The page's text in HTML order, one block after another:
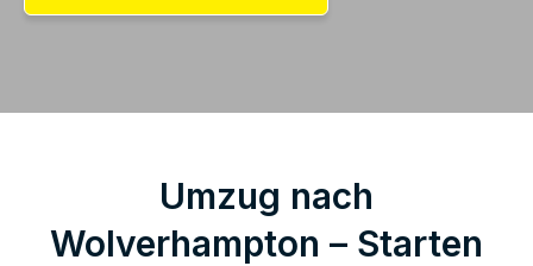
Umzug nach
Wolverhampton – Starten